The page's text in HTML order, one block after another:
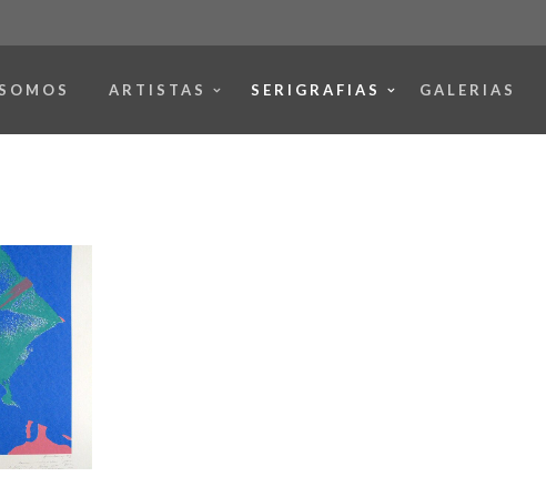
ARTISTAS SERIGRAFIAS GALERIAS